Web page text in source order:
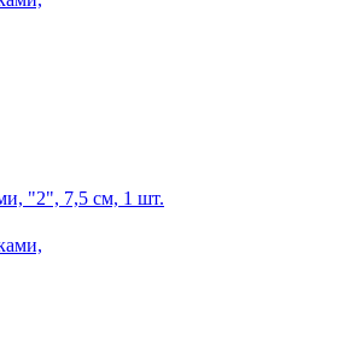
"2", 7,5 см, 1 шт.